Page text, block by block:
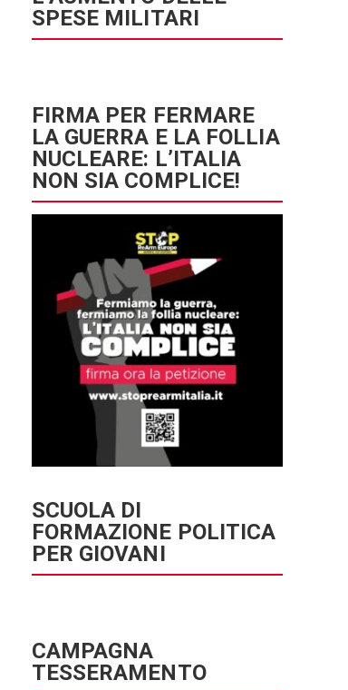
SPESE MILITARI
FIRMA PER FERMARE
LA GUERRA E LA FOLLIA
NUCLEARE: L’ITALIA
NON SIA COMPLICE!
SCUOLA DI
FORMAZIONE POLITICA
PER GIOVANI
CAMPAGNA
TESSERAMENTO